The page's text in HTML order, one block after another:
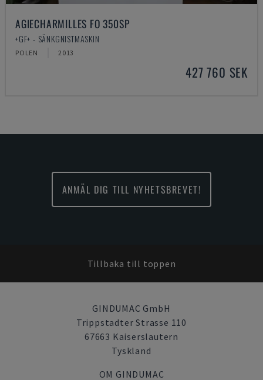
AGIECHARMILLES FO 350SP
+GF+ - SÄNKGNISTMASKIN
POLEN 2013
427 760 SEK
ANMÄL DIG TILL NYHETSBREVET!
Tillbaka till toppen
GINDUMAC GmbH
Trippstadter Strasse 110
67663 Kaiserslautern
Tyskland
OM GINDUMAC